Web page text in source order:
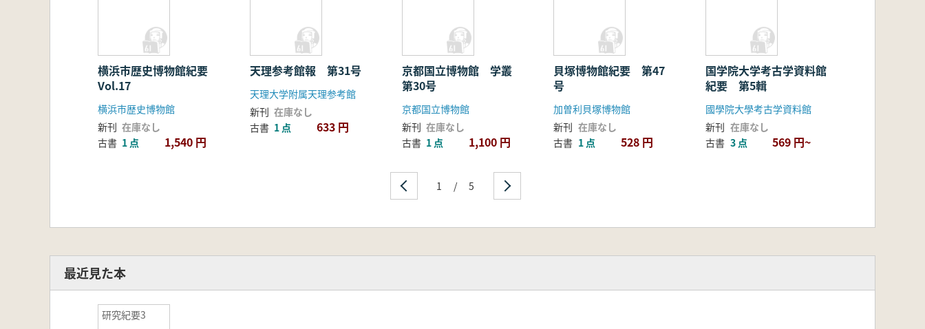
横浜市歴史博物館紀要
Vol.17
横浜市歴史博物館
新刊 在庫なし
古書 1 点 1,540 円
天理参考館報 第31号
天理大学附属天理参考館
新刊 在庫なし
古書 1 点 633 円
京都国立博物館 学叢
第30号
京都国立博物館
新刊 在庫なし
古書 1 点 1,100 円
貝塚博物館紀要 第47
号
加曽利貝塚博物館
新刊 在庫なし
古書 1 点 528 円
国学院大学考古学資料館
紀要 第5輯
國學院大學考古学資料館
新刊 在庫なし
古書 3 点 569 円~
1 / 5
最近見た本
研究紀要3